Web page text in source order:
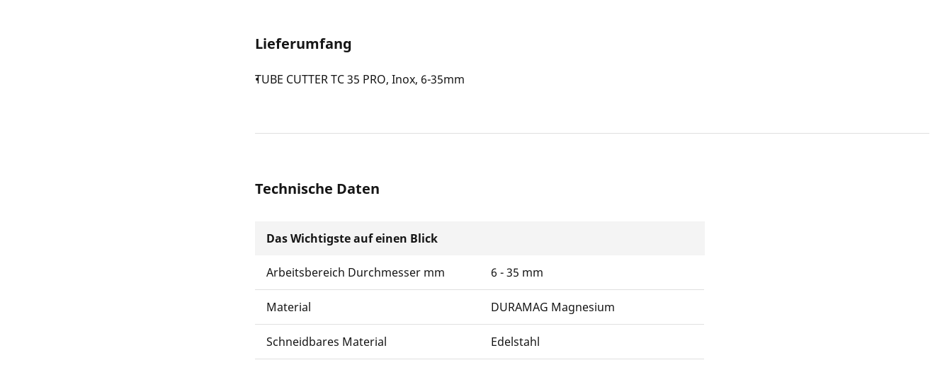
Lieferumfang
TUBE CUTTER TC 35 PRO, Inox, 6-35mm
Technische Daten
Das Wichtigste auf einen Blick
Arbeitsbereich Durchmesser mm 6 - 35 mm
Material DURAMAG Magnesium
Schneidbares Material Edelstahl